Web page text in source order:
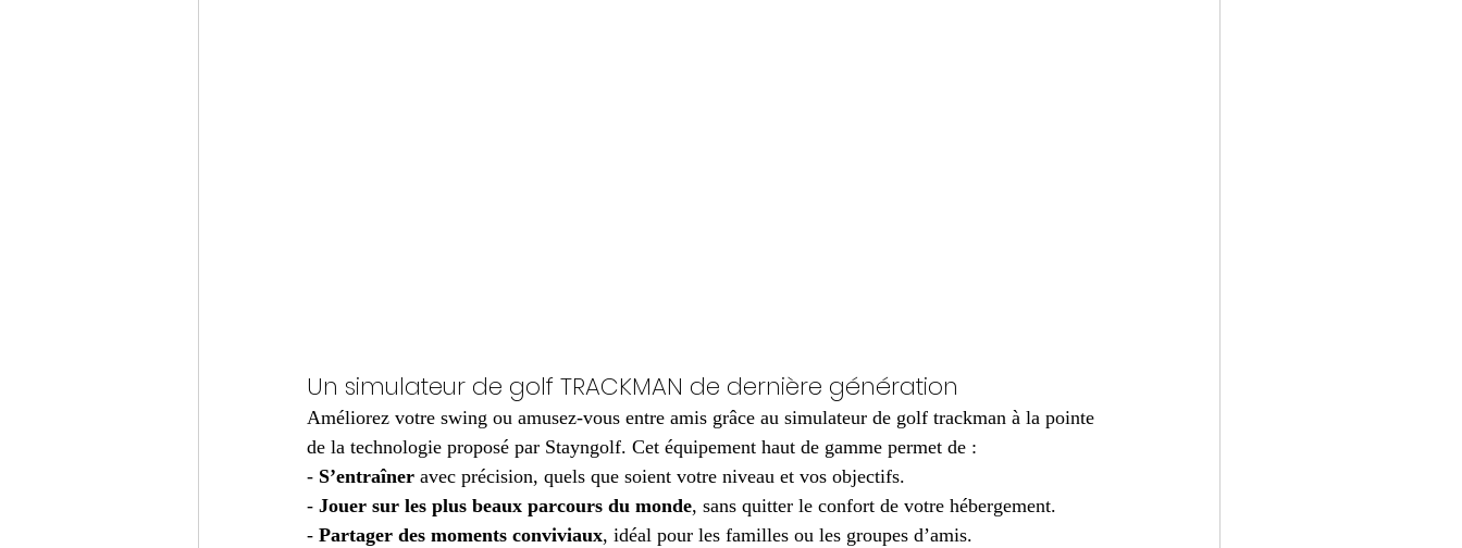
Un simulateur de golf TRACKMAN de dernière génération
Améliorez votre swing ou amusez-vous entre amis grâce au simulateur de golf trackman à la pointe
de la technologie proposé par Stayngolf. Cet équipement haut de gamme permet de :
- S’entraîner avec précision, quels que soient votre niveau et vos objectifs.
- Jouer sur les plus beaux parcours du monde, sans quitter le confort de votre hébergement.
- Partager des moments conviviaux, idéal pour les familles ou les groupes d’amis.